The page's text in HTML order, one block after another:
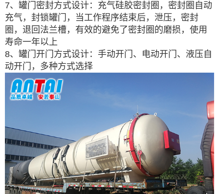
7、罐门密封方式设计：充气硅胶密封圈，密封圈自动
充气，封锁罐门，当工作程序结束后，泄压，密封
圈，退回法兰槽，有效的避免了密封圈的磨损，使用
寿命一年以上
8、罐门开门方式设计：手动开门、电动开门、液压自
动开门，多种方式选择